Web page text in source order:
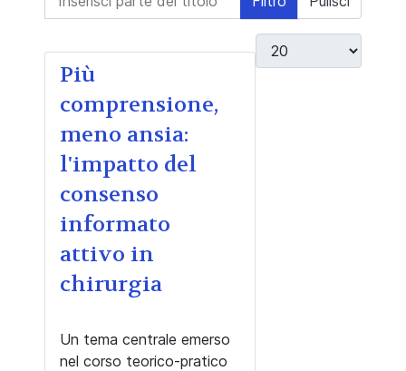
Visualizza #
Più
comprensione,
meno ansia:
l'impatto del
consenso
informato
attivo in
chirurgia
Un tema centrale emerso
nel corso teorico-pratico